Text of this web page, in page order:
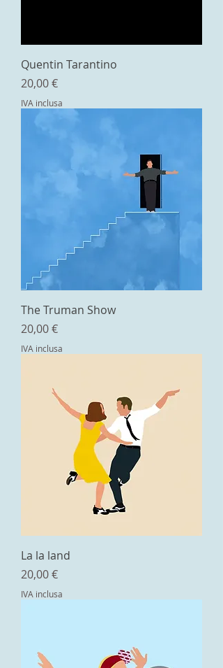
Quentin Tarantino
Prezzo
20,00 €
IVA inclusa
The Truman Show
Prezzo
20,00 €
IVA inclusa
La la land
Prezzo
20,00 €
IVA inclusa